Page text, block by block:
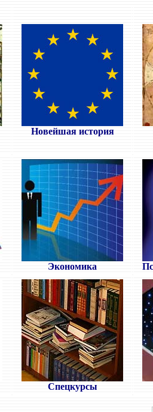
Новейшая история
Экономика
Спецкурсы